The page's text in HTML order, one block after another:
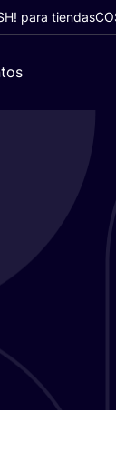
para tiendas